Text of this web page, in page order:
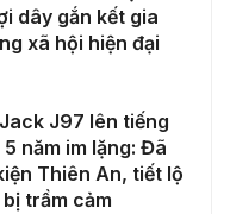
dây gắn kết gia
xã hội hiện đại
J97 lên tiếng
năm im lặng: Đã
Thiên An, tiết lộ
trầm cảm